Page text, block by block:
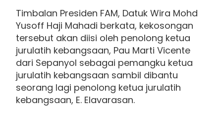
Timbalan Presiden FAM, Datuk Wira Mohd
Yusoff Haji Mahadi berkata, kekosongan
tersebut akan diisi oleh penolong ketua
jurulatih kebangsaan, Pau Marti Vicente
dari Sepanyol sebagai pemangku ketua
jurulatih kebangsaan sambil dibantu
seorang lagi penolong ketua jurulatih
kebangsaan, E. Elavarasan.